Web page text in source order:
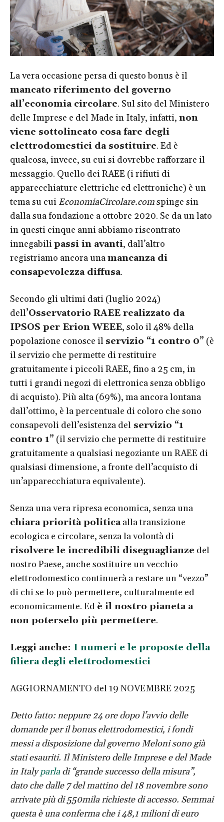
La vera occasione persa di questo bonus è il
mancato riferimento del governo
all’economia circolare. Sul sito del Ministero
delle Imprese e del Made in Italy, infatti, non
viene sottolineato cosa fare degli
elettrodomestici da sostituire. Ed è
qualcosa, invece, su cui si dovrebbe rafforzare il
messaggio. Quello dei RAEE (i rifiuti di
apparecchiature elettriche ed elettroniche) è un
tema su cui EconomiaCircolare.comspinge sin
dalla sua fondazione a ottobre 2020. Se da un lato
in questi cinque anni abbiamo riscontrato
innegabilipassi in avanti, dall’altro
registriamo ancora unamancanza di
consapevolezza diffusa.
Secondo gli ultimi dati (luglio 2024)
dell’Osservatorio RAEE realizzato da
IPSOS per Erion WEEE, solo il 48% della
popolazione conosce il servizio “1 contro 0” (è
il servizio che permette di restituire
gratuitamente i piccoli RAEE, fino a 25 cm, in
tutti i grandi negozi di elettronica senza obbligo
di acquisto). Più alta (69%), ma ancora lontana
dall’ottimo, è la percentuale di coloro che sono
consapevoli dell’esistenza del servizio “1
contro 1” (il servizio che permette di restituire
gratuitamente a qualsiasi negoziante un RAEE di
qualsiasi dimensione, a fronte dell’acquisto di
un’apparecchiatura equivalente).
Senza una vera ripresa economica, senza una
chiara priorità politicaalla transizione
ecologica e circolare, senza la volontà di
risolvere le incredibili diseguaglianze del
nostro Paese, anche sostituire un vecchio
elettrodomestico continuerà a restare un “vezzo”
di chi se lo può permettere, culturalmente ed
economicamente. Ed è il nostro pianeta a
non poterselo più permettere.
Leggi anche: I numeri e le proposte della
filiera degli elettrodomestici
AGGIORNAMENTO del 19 NOVEMBRE 2025
Detto fatto: neppure 24 ore dopo l’avvio delle
domande per il bonus elettrodomestici, i fondi
messi a disposizione dal governo Meloni sono già
stati esauriti. Il Ministero delle Imprese e del Made
in Italyparladi “grande successo della misura”,
dato che dalle 7 del mattino del 18 novembre sono
arrivate più di 550mila richieste di accesso. Semmai
questa è una conferma che i 48,1 milioni di euro